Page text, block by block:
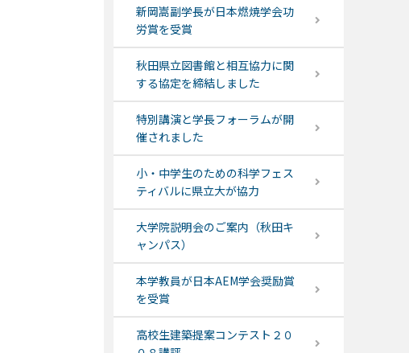
新岡嵩副学長が日本燃焼学会功
労賞を受賞
秋田県立図書館と相互協力に関
する協定を締結しました
特別講演と学長フォーラムが開
催されました
小・中学生のための科学フェス
ティバルに県立大が協力
大学院説明会のご案内（秋田キ
ャンパス）
本学教員が日本AEM学会奨励賞
を受賞
高校生建築提案コンテスト２０